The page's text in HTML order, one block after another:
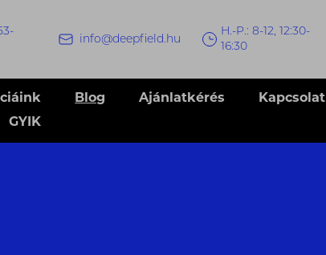
info@deepfield.hu
H.-P.: 8-12, 12:30-
16:30
Blog Ajánlatkérés
Kapcsolat
GYIK